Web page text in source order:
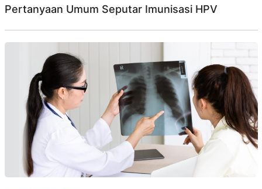
Pertanyaan Umum Seputar Imunisasi HPV